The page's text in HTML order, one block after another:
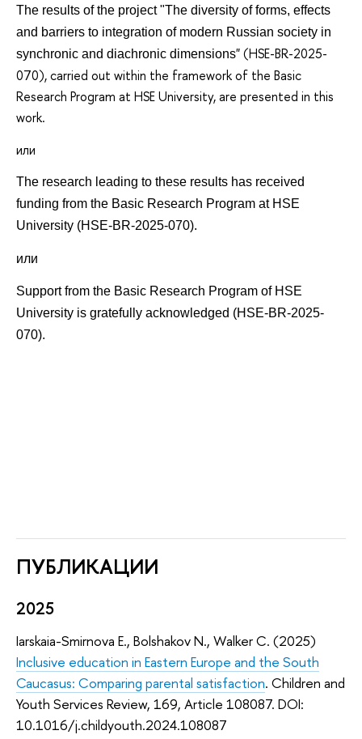
The results of the project "The diversity of forms, effects
and barriers to integration of modern Russian society in
synchronic and diachronic dimensions" (HSE-BR-2025-
070), carried out within the framework of the Basic
Research Program at HSEUniversity, are presented in this
work.
или
The research leading to these results has received
funding from the Basic Research Program at HSE
University (HSE-BR-2025-070).
или
Support from the Basic Research Program of HSE
University is gratefully acknowledged (HSE-BR-2025-
070).
ПУБЛИКАЦИИ
2025
Iarskaia-Smirnova E., Bolshakov N., Walker C. (2025)
Inclusive education in Eastern Europe and the South
Caucasus: Comparing parental satisfaction. Children and
Youth Services Review, 169, Article 108087. DOI:
10.1016/j.childyouth.2024.108087